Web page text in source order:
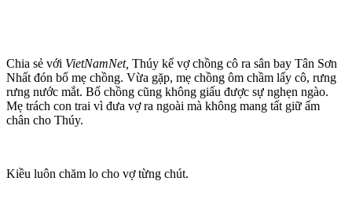
Chia sẻ với VietNamNet, Thúy kể vợ chồng cô ra sân bay Tân Sơn
Nhất đón bố mẹ chồng. Vừa gặp, mẹ chồng ôm chầm lấy cô, rưng
rưng nước mắt. Bố chồng cũng không giấu được sự nghẹn ngào.
Mẹ trách con trai vì đưa vợ ra ngoài mà không mang tất giữ ấm
chân cho Thúy.
Kiều luôn chăm lo cho vợ từng chút.